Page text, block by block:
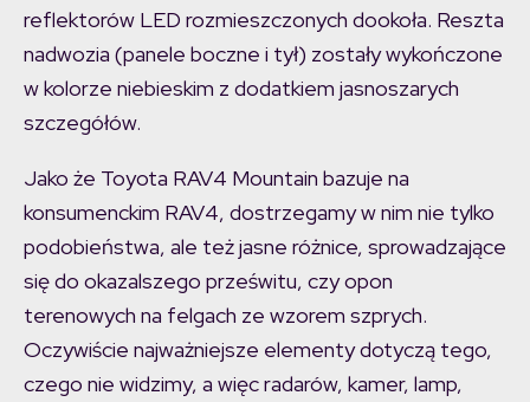
reflektorów LED rozmieszczonych dookoła. Reszta
nadwozia (panele boczne i tył) zostały wykończone
w kolorze niebieskim z dodatkiem jasnoszarych
szczegółów.
Jako że Toyota RAV4 Mountain bazuje na
konsumenckim RAV4, dostrzegamy w nim nie tylko
podobieństwa, ale też jasne różnice, sprowadzające
się do okazalszego prześwitu, czy opon
terenowych na felgach ze wzorem szprych.
Oczywiście najważniejsze elementy dotyczą tego,
czego nie widzimy, a więc radarów, kamer, lamp,